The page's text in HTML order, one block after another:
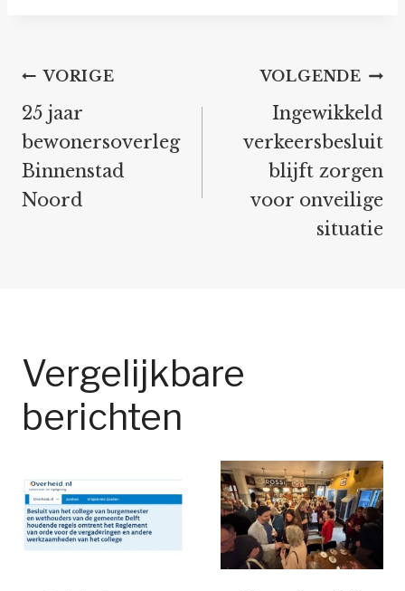
Bericht
navigatie
VORIGE
25 jaar
bewonersoverleg
Binnenstad
Noord
VOLGENDE
Ingewikkeld
verkeersbesluit
blijft zorgen
voor onveilige
situatie
Vergelijkbare
berichten